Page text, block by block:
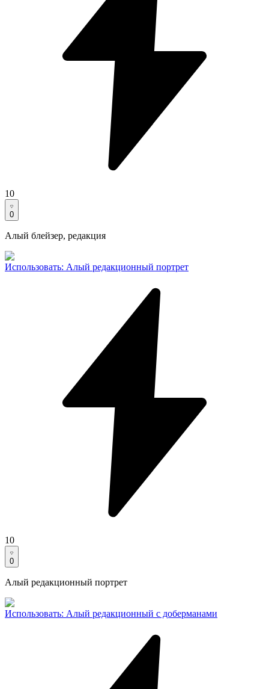
10
0
Алый блейзер, редакция
Использовать: Алый редакционный портрет
10
0
Алый редакционный портрет
Использовать: Алый редакционный с доберманами